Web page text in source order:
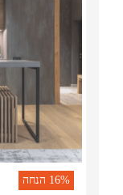
16% הנחה